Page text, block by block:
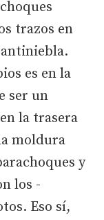
trazos en
es en la
ser un
la trasera
moldura
y
los -
Eso sí,